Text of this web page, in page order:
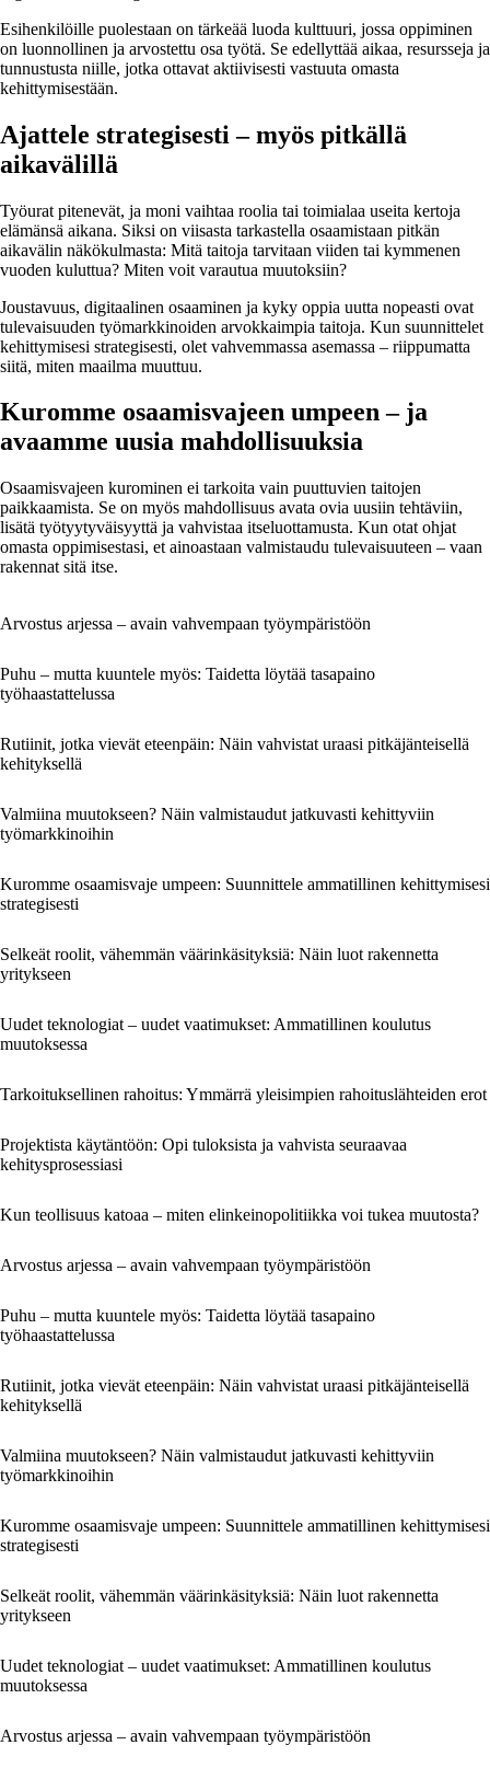
Esihenkilöille puolestaan on tärkeää luoda kulttuuri, jossa oppiminen
on luonnollinen ja arvostettu osa työtä. Se edellyttää aikaa, resursseja ja
tunnustusta niille, jotka ottavat aktiivisesti vastuuta omasta
kehittymisestään.
Ajattele strategisesti – myös pitkällä
aikavälillä
Työurat pitenevät, ja moni vaihtaa roolia tai toimialaa useita kertoja
elämänsä aikana. Siksi on viisasta tarkastella osaamistaan pitkän
aikavälin näkökulmasta: Mitä taitoja tarvitaan viiden tai kymmenen
vuoden kuluttua? Miten voit varautua muutoksiin?
Joustavuus, digitaalinen osaaminen ja kyky oppia uutta nopeasti ovat
tulevaisuuden työmarkkinoiden arvokkaimpia taitoja. Kun suunnittelet
kehittymisesi strategisesti, olet vahvemmassa asemassa – riippumatta
siitä, miten maailma muuttuu.
Kuromme osaamisvajeen umpeen – ja
avaamme uusia mahdollisuuksia
Osaamisvajeen kurominen ei tarkoita vain puuttuvien taitojen
paikkaamista. Se on myös mahdollisuus avata ovia uusiin tehtäviin,
lisätä työtyytyväisyyttä ja vahvistaa itseluottamusta. Kun otat ohjat
omasta oppimisestasi, et ainoastaan valmistaudu tulevaisuuteen – vaan
rakennat sitä itse.
Arvostus arjessa – avain vahvempaan työympäristöön
Puhu – mutta kuuntele myös: Taidetta löytää tasapaino
työhaastattelussa
Rutiinit, jotka vievät eteenpäin: Näin vahvistat uraasi pitkäjänteisellä
kehityksellä
Valmiina muutokseen? Näin valmistaudut jatkuvasti kehittyviin
työmarkkinoihin
Kuromme osaamisvaje umpeen: Suunnittele ammatillinen kehittymisesi
strategisesti
Selkeät roolit, vähemmän väärinkäsityksiä: Näin luot rakennetta
yritykseen
Uudet teknologiat – uudet vaatimukset: Ammatillinen koulutus
muutoksessa
Tarkoituksellinen rahoitus: Ymmärrä yleisimpien rahoituslähteiden erot
Projektista käytäntöön: Opi tuloksista ja vahvista seuraavaa
kehitysprosessiasi
Kun teollisuus katoaa – miten elinkeinopolitiikka voi tukea muutosta?
Arvostus arjessa – avain vahvempaan työympäristöön
Puhu – mutta kuuntele myös: Taidetta löytää tasapaino
työhaastattelussa
Rutiinit, jotka vievät eteenpäin: Näin vahvistat uraasi pitkäjänteisellä
kehityksellä
Valmiina muutokseen? Näin valmistaudut jatkuvasti kehittyviin
työmarkkinoihin
Kuromme osaamisvaje umpeen: Suunnittele ammatillinen kehittymisesi
strategisesti
Selkeät roolit, vähemmän väärinkäsityksiä: Näin luot rakennetta
yritykseen
Uudet teknologiat – uudet vaatimukset: Ammatillinen koulutus
muutoksessa
Arvostus arjessa – avain vahvempaan työympäristöön